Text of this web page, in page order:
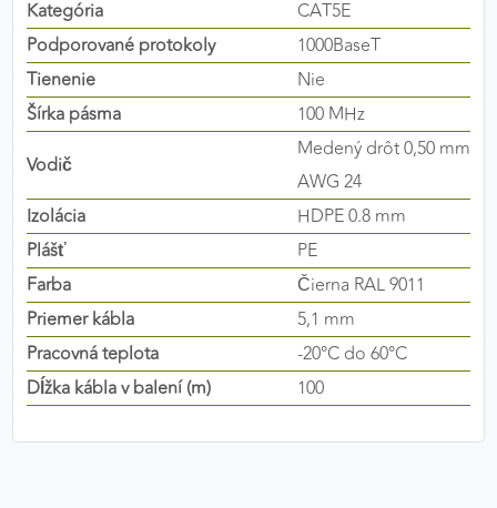
Kategória
CAT5E
Podporované protokoly
1000BaseT
Tienenie
Nie
Šírka pásma
100 MHz
Vodič
Medený drôt 0,50 mm
AWG 24
Izolácia
HDPE 0.8 mm
Plášť
PE
Farba
Čierna RAL 9011
Priemer kábla
5,1 mm
Pracovná teplota
-20°C do 60°C
Dĺžka kábla v balení (m)
100
výkon a funkčnosť našich stránok.
Google Analytics
Poskytovateľ: Google
MARKETINGOVÉ COOKIES
Marketingové cookies sa používajú na sledovanie
správania používateľov naprieč webovými
stránkami. Umožňujú nám a našim partnerom
zobrazovať cielenú a relevantnú reklamu, a to na
našom webe aj v reklamných sieťach tretích strán.
Google Ads
Poskytovateľ: Google